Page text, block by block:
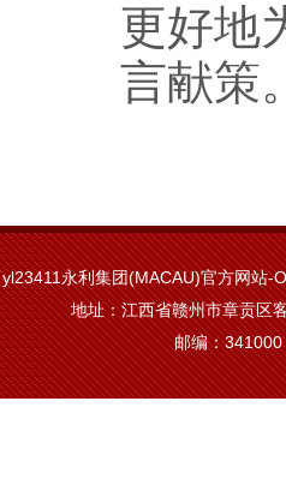
更好地
言献策
yl23411永利集团(MACAU)官方网站-
地址：江西省赣州市章贡区
邮编：341000